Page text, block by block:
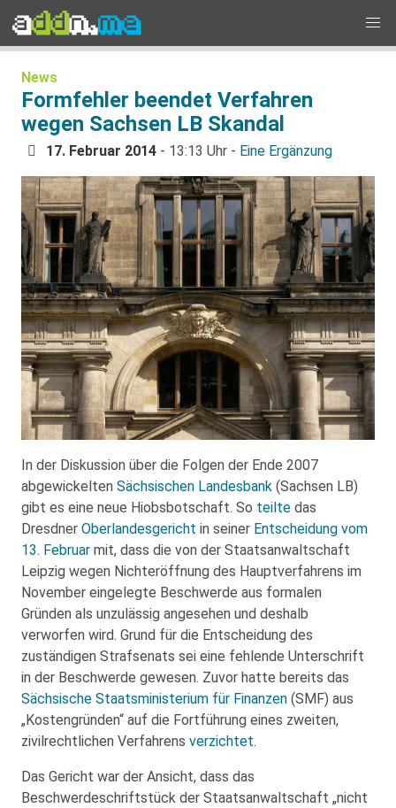
News
Formfehler beendet Verfahren
wegen Sachsen LB Skandal
17. Februar 2014 - 13:13 Uhr - Eine Ergänzung
In der Diskussion über die Folgen der Ende 2007
abgewickelten Sächsischen Landesbank (Sachsen LB)
gibt es eine neue Hiobsbotschaft. So teilte das
Dresdner Oberlandesgericht in seiner Entscheidung vom
13. Februar mit, dass die von der Staatsanwaltschaft
Leipzig wegen Nichteröffnung des Hauptverfahrens im
November eingelegte Beschwerde aus formalen
Gründen als unzulässig angesehen und deshalb
verworfen wird. Grund für die Entscheidung des
zuständigen Strafsenats sei eine fehlende Unterschrift
in der Beschwerde gewesen. Zuvor hatte bereits das
Sächsische Staatsministerium für Finanzen (SMF) aus
„Kostengründen“ auf die Fortführung eines zweiten,
zivilrechtlichen Verfahrens verzichtet.
Das Gericht war der Ansicht, dass das
Beschwerdeschriftstück der Staatsanwaltschaft „nicht